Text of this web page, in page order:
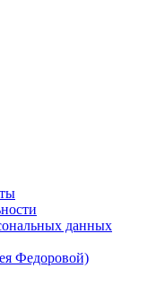
данных
Федоровой)